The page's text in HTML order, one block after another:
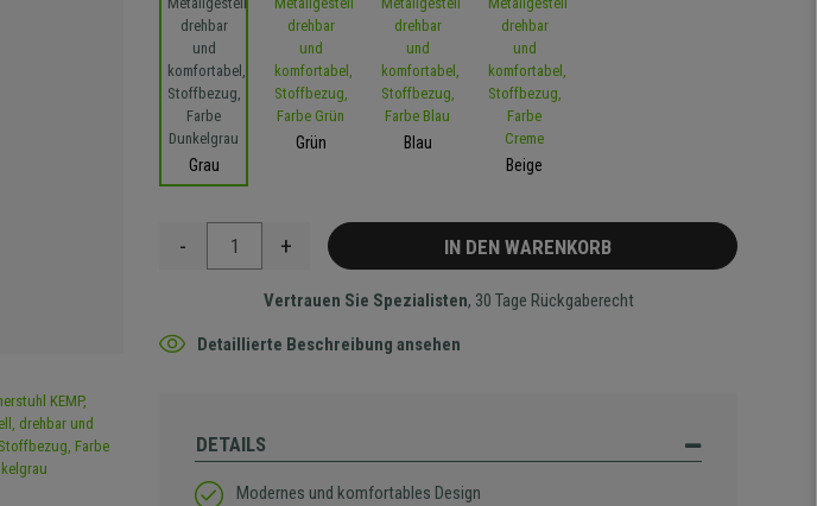
Grau
Grün
Blau
Beige
- + IN DEN WARENKORB
Vertrauen Sie Spezialisten, 30 Tage Rückgaberecht
Detaillierte Beschreibung ansehen
DETAILS
Modernes und komfortables Design